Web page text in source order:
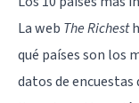
La web The Richest
qué países son los
datos de encuestas